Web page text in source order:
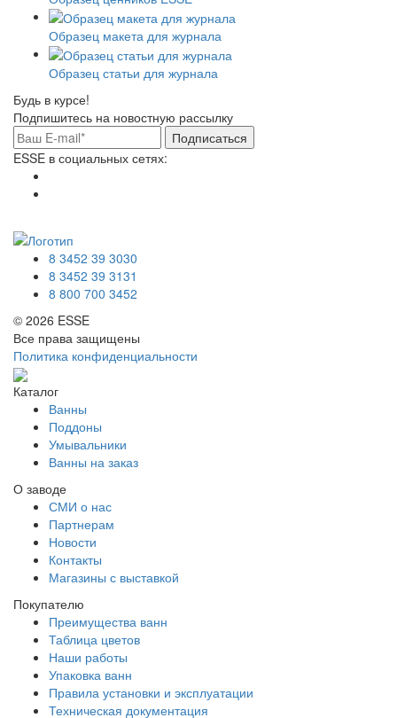
Образец макета для журнала
Образец статьи для журнала
Будь в курсе!
Подпишитесь на новостную рассылку
Подписаться
ESSE в социальных сетях:
8 3452 39 3030
8 3452 39 3131
8 800 700 3452
© 2026 ESSE
Все права защищены
Политика конфиденциальности
Каталог
Ванны
Поддоны
Умывальники
Ванны на заказ
О заводе
СМИ о нас
Партнерам
Новости
Контакты
Магазины с выставкой
Покупателю
Преимущества ванн
Таблица цветов
Наши работы
Упаковка ванн
Правила установки и эксплуатации
Техническая документация